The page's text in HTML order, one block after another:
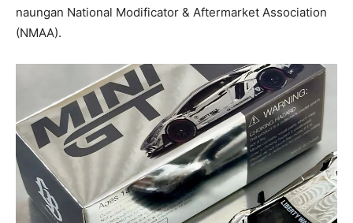
naungan National Modificator & Aftermarket Association
(NMAA).